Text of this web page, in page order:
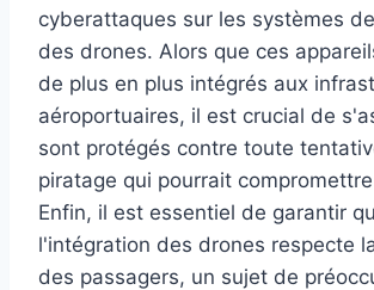
cyberattaques sur les systèmes
des drones. Alors que ces
de plus en plus intégrés aux
aéroportuaires, il est crucial de
sont protégés contre toute
piratage qui pourrait
Enfin, il est essentiel de garantir
l'intégration des drones respecte
des passagers, un sujet de